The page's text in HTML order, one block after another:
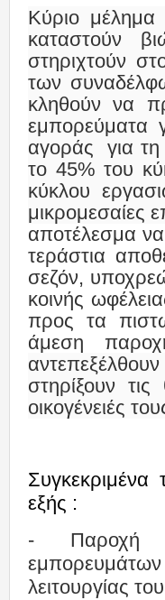
Κύριο μέλημα
καταστούν
στηριχτούν
των
κληθούν να
εμπορεύματα
αγοράς για
το 45% του
κύκλου
μικρομεσαίες
αποτέλεσμα
τεράστια
σεζόν,
κοινής
προς τα
άμεση
στηρίξουν
οικογένειές
Συγκεκριμένα
εξής :
-
Παροχή
λειτουργίας